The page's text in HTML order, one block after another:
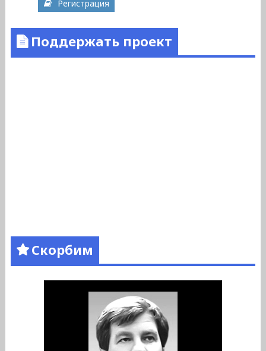
Регистрация
Поддержать проект
Скорбим